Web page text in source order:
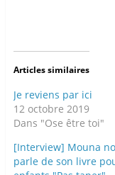
Articles similaires
Je reviens par ici
12 octobre 2019
Dans "Ose être toi"
[Interview] Mouna
parle de son livre